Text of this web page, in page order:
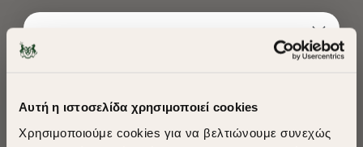
Αυτή η ιστοσελίδα χρησιμοποιεί cookies
Χρησιμοποιούμε cookies για να βελτιώνουμε συνεχώς
ΠΡΟΤΕΙΝΟΥΜΕ ΓΙΑ ΕΣΑΣ